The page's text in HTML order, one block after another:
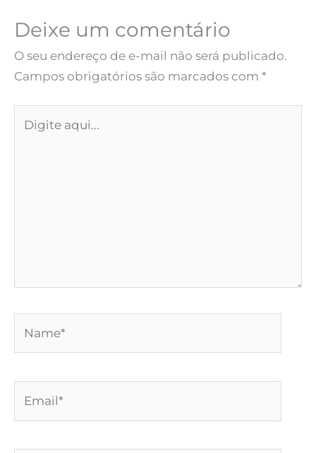
Deixe um comentário
O seu endereço de e-mail não será publicado.
Campos obrigatórios são marcados com *
aqui...